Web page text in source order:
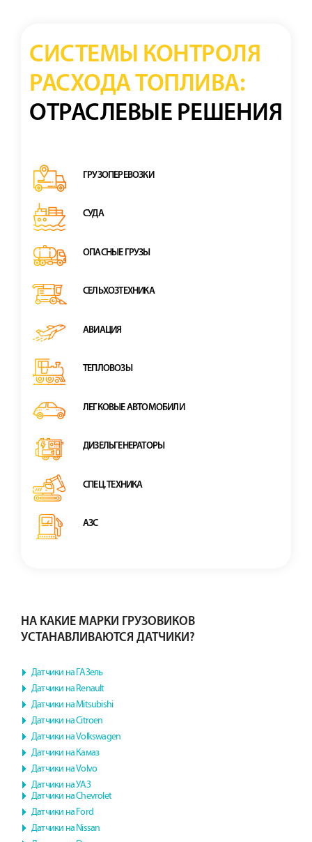
СИСТЕМЫ КОНТРОЛЯ
РАСХОДА ТОПЛИВА:
ОТРАСЛЕВЫЕ РЕШЕНИЯ
ГРУЗОПЕРЕВОЗКИ
СУДА
ОПАСНЫЕ ГРУЗЫ
СЕЛЬХОЗТЕХНИКА
АВИАЦИЯ
ТЕПЛОВОЗЫ
ЛЕГКОВЫЕ АВТОМОБИЛИ
ДИЗЕЛЬГЕНЕРАТОРЫ
СПЕЦ. ТЕХНИКА
АЗС
НА КАКИЕ МАРКИ ГРУЗОВИКОВ
УСТАНАВЛИВАЮТСЯ ДАТЧИКИ?
Датчики на ГАЗель
Датчики на Renault
Датчики на Mitsubishi
Датчики на Citroen
Датчики на Volkswagen
Датчики на Камаз
Датчики на Volvo
Датчики на УАЗ
Датчики на Chevrolet
Датчики на Ford
Датчики на Nissan